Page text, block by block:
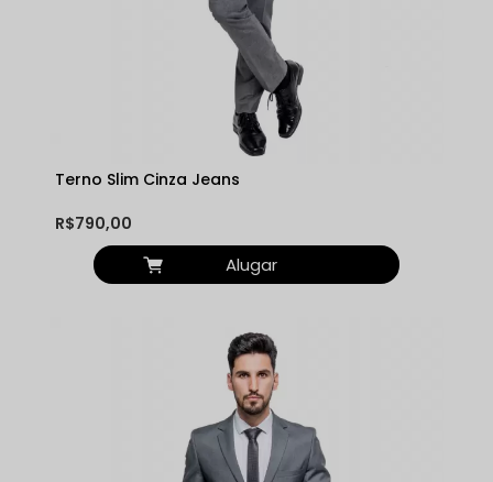
Terno Slim Cinza Jeans
R$790,00
Alugar